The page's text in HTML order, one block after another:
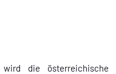
die österreichische